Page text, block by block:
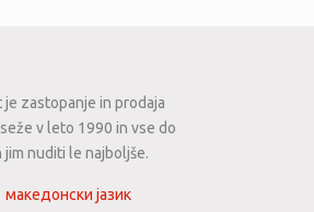
zastopanje in prodaja
v leto 1990 in vse do
nuditi le najboljše.
македонски јазик